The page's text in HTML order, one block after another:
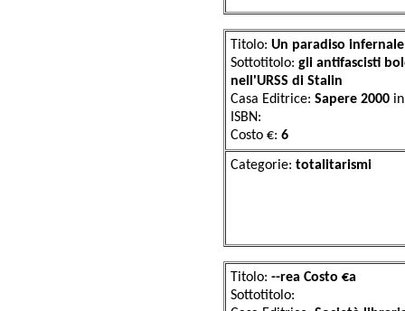
Titolo: Un paradiso infernale
Sottotitolo: gli antifascisti
nell'URSS di Stalin
Casa Editrice: Sapere 2000
ISBN:
Costo €: 6
Categorie:
Titolo: --rea Costo €a
Sottotitolo: